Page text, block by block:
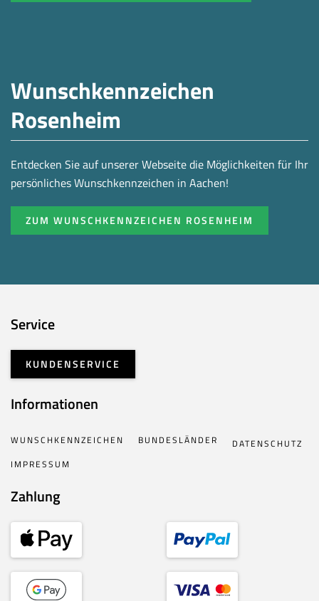
Wunschkennzeichen
Rosenheim
Entdecken Sie auf unserer Webseite die Möglichkeiten für Ihr
persönliches Wunschkennzeichen in Aachen!
ZUM WUNSCHKENNZEICHEN ROSENHEIM
Service
KUNDENSERVICE
Informationen
WUNSCHKENNZEICHEN BUNDESLÄNDER
DATENSCHUTZ
IMPRESSUM
Zahlung